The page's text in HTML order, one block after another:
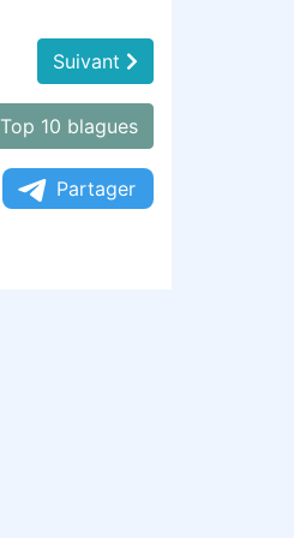
Suivant
Top 10 blagues
Partager